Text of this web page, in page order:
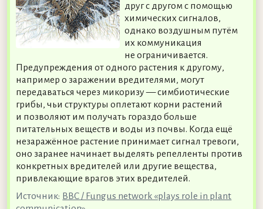
друг с другом с помощью
химических сигналов,
однако воздушным путём
их коммуникация
не ограничивается.
Предупреждения от одного растения к другому,
например о заражении вредителями, могут
передаваться через микоризу — симбиотические
грибы, чьи структуры оплетают корни растений
и позволяют им получать гораздо больше
питательных веществ и воды из почвы. Когда ещё
незаражённое растение принимает сигнал тревоги,
оно заранее начинает выделять репелленты против
конкретных вредителей или другие вещества,
привлекающие врагов этих вредителей.
Источник: BBC / Fungus network «plays role in plant